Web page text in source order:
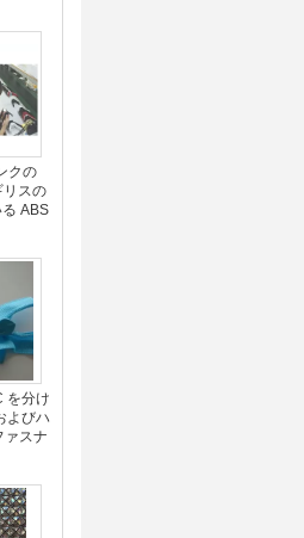
クの
リスの
ABS
を分け
よびハ
ァスナ